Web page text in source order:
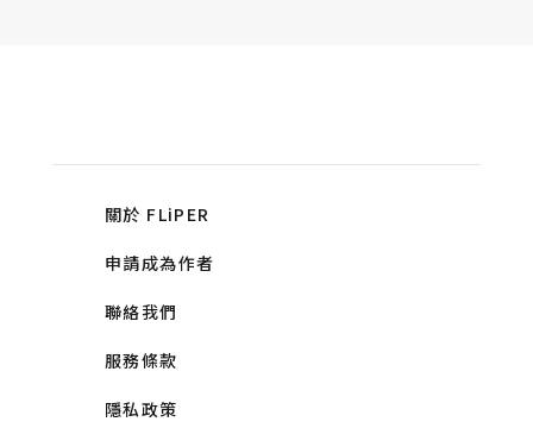
關於 FLiPER
申請成為作者
聯絡我們
服務條款
隱私政策